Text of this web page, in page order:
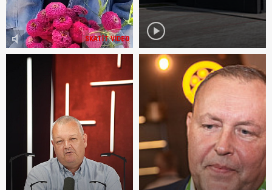
SKATĪT VIDEO
volume_mute play_circle